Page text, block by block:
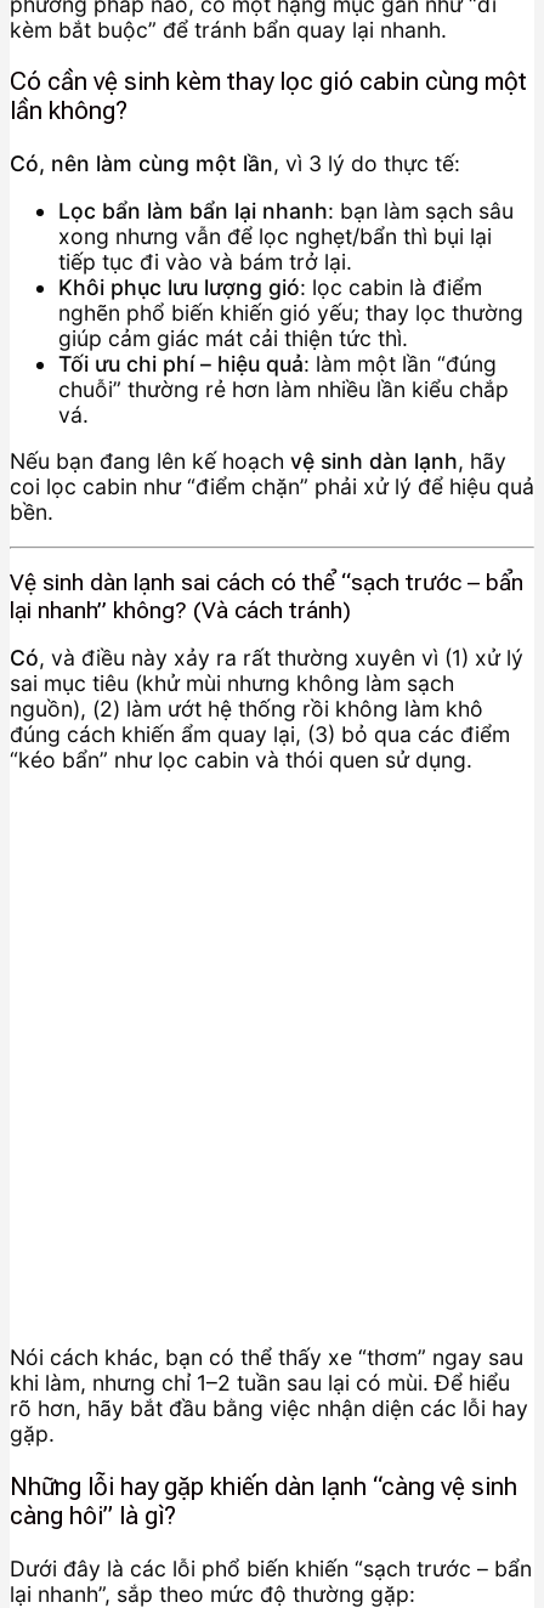
kèm bắt buộc” để tránh bẩn quay lại nhanh.
Có cần vệ sinh kèm thay lọc gió cabin cùng một
lần không?
Có, nên làm cùng một lần, vì 3 lý do thực tế:
Lọc bẩn làm bẩn lại nhanh: bạn làm sạch sâu
xong nhưng vẫn để lọc nghẹt/bẩn thì bụi lại
tiếp tục đi vào và bám trở lại.
Khôi phục lưu lượng gió: lọc cabin là điểm
nghẽn phổ biến khiến gió yếu; thay lọc thường
giúp cảm giác mát cải thiện tức thì.
Tối ưu chi phí – hiệu quả: làm một lần “đúng
chuỗi” thường rẻ hơn làm nhiều lần kiểu chắp
vá.
Nếu bạn đang lên kế hoạch vệ sinh dàn lạnh, hãy
coi lọc cabin như “điểm chặn” phải xử lý để hiệu quả
bền.
Vệ sinh dàn lạnh sai cách có thể “sạch trước – bẩn
lại nhanh” không? (Và cách tránh)
Có, và điều này xảy ra rất thường xuyên vì (1) xử lý
sai mục tiêu (khử mùi nhưng không làm sạch
nguồn), (2) làm ướt hệ thống rồi không làm khô
đúng cách khiến ẩm quay lại, (3) bỏ qua các điểm
“kéo bẩn” như lọc cabin và thói quen sử dụng.
Nói cách khác, bạn có thể thấy xe “thơm” ngay sau
khi làm, nhưng chỉ 1–2 tuần sau lại có mùi. Để hiểu
rõ hơn, hãy bắt đầu bằng việc nhận diện các lỗi hay
gặp.
Những lỗi hay gặp khiến dàn lạnh “càng vệ sinh
càng hôi” là gì?
Dưới đây là các lỗi phổ biến khiến “sạch trước – bẩn
lại nhanh”, sắp theo mức độ thường gặp: